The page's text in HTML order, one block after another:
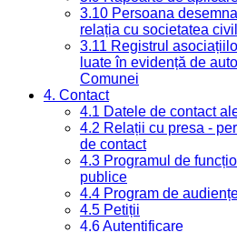
3.10 Persoana
relația cu societatea
3.11 Registrul
luate în evidență de
Comunei
4. Contact
4.1 Datele de contact
4.2 Relații cu presa -
de contact
4.3 Programul de
publice
4.4 Program de
4.5 Petiții
4.6 Autentificare